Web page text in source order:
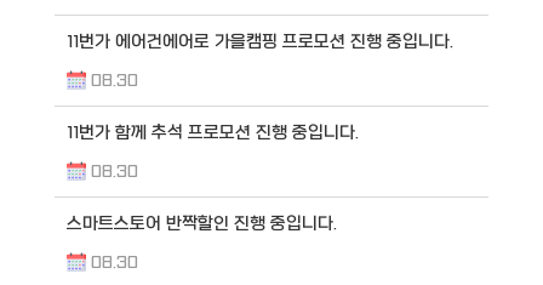
11번가 에어건에어로 가을캠핑 프로모션 진행 중입니다.
08.30
11번가 함께 추석 프로모션 진행 중입니다.
08.30
스마트스토어 반짝할인 진행 중입니다.
08.30